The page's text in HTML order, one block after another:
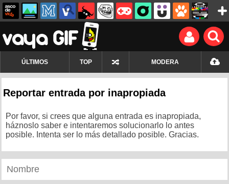
ÚLTIMOS TOP MODERA
Reportar entrada por inapropiada
Por favor, si crees que alguna entrada es inapropiada,
háznoslo saber e intentaremos solucionarlo lo antes
posible. Intenta ser lo más detallado posible. Gracias.